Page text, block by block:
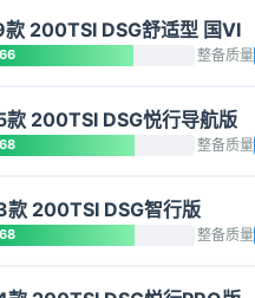
200TSI DSG舒适型 国VI
整备质量
200TSI DSG悦行导航版
整备质量
200TSI DSG智行版
整备质量